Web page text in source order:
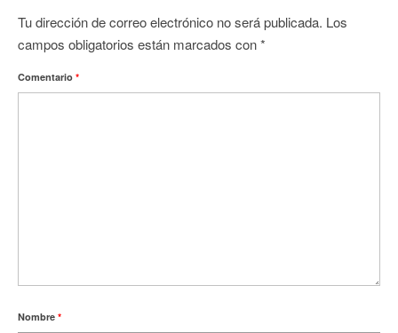
Tu dirección de correo electrónico no será publicada. Los
campos obligatorios están marcados con*
Comentario *
Nombre *